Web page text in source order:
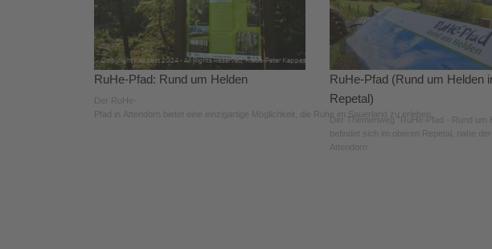
RuHe-Pfad: Rund um Helden
Der RuHe-
Pfad in Attendorn bietet eine einzigartige Möglichkeit, die Ruhe im Sauerland zu erleben.
RuHe-Pfad (Rund um Helden
Repetal)
Der Themenweg "RuHe-Pfad - Rund um
befindet sich im oberen Repetal, nahe
Attendorn.